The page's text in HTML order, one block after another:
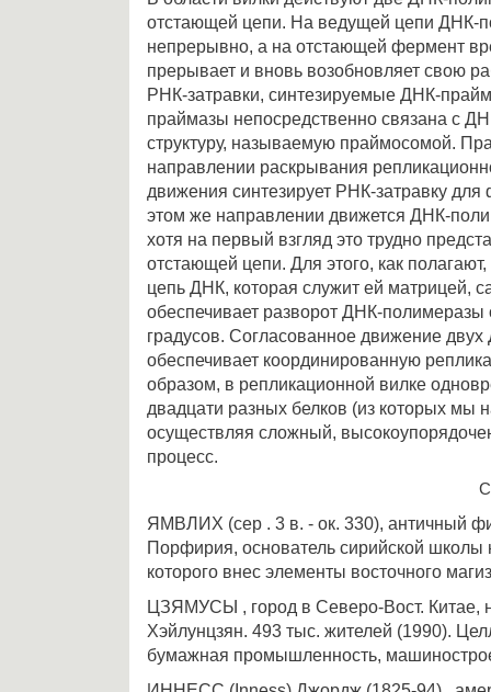
отстающей цепи. На ведущей цепи ДНК-
непрерывно, а на отстающей фермент
прерывает и вновь возобновляет свою
РНК-затравки, синтезируемые ДНК-
праймазы непосредственно связана с
структуру, называемую праймосомой.
направлении раскрывания
движения синтезирует РНК-затравку
этом же направлении движется ДНК-
хотя на первый взгляд это трудно
отстающей цепи. Для этого, как
цепь ДНК, которая служит ей матрицей,
обеспечивает разворот ДНК-
градусов. Согласованное движение
обеспечивает координированную
образом, в репликационной вилке
двадцати разных белков (из которых мы
осуществляя сложный,
процесс.
ЯМВЛИХ (сер . 3 в. - ок. 330), античный
Порфирия, основатель сирийской школы
которого внес элементы восточного
ЦЗЯМУСЫ , город в Северо-Вост. Китае,
Хэйлунцзян. 493 тыс. жителей (1990).
бумажная промышленность,